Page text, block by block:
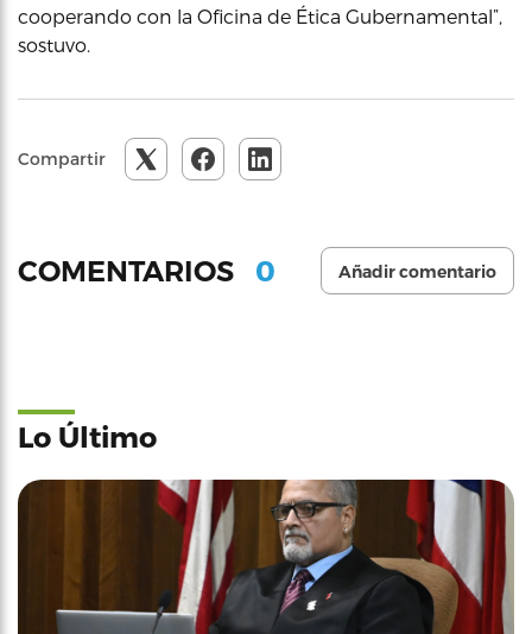
cooperando con la Oficina de Ética Gubernamental”,
sostuvo.
Compartir
COMENTARIOS 0 Añadir comentario
Lo Último